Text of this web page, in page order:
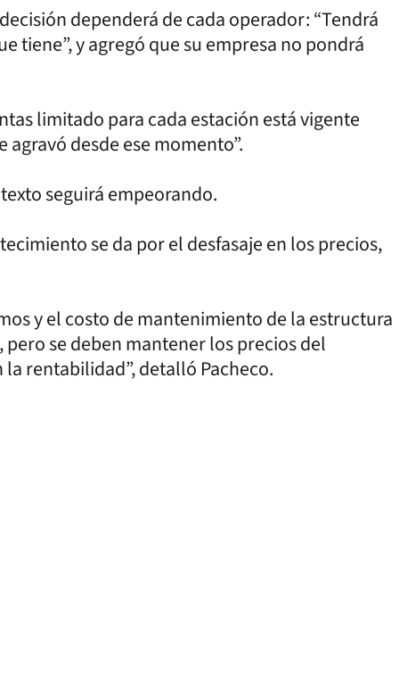
dependerá de cada operador: “Tendrá
tiene”, y agregó que su empresa no pondrá
limitado para cada estación está vigente
desde ese momento”.
seguirá empeorando.
se da por el desfasaje en los precios,
y el costo de mantenimiento de la estructura
se deben mantener los precios del
rentabilidad”, detalló Pacheco.